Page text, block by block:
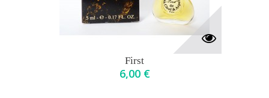
First
6,00 €